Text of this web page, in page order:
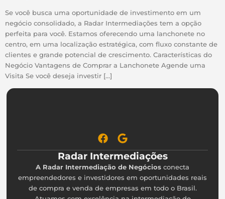
Se você busca uma oportunidade de investimento em um
negócio consolidado, a Radar Intermediações tem a opção
perfeita para você. Estamos oferecendo uma lanchonete no
centro, em uma localização estratégica, com fluxo constante de
clientes e grande potencial de crescimento. Características do
Negócio Vantagens de Comprar a Lanchonete Agende uma
Visita Se você deseja investir […]
Radar Intermediações
A Radar Intermediação de Negócios conecta
empreendedores e investidores em oportunidades reais
de compra e venda de empresas em todo o Brasil.